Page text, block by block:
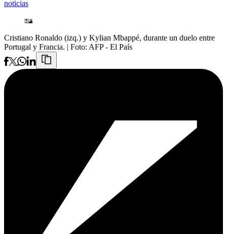
noticias
Cristiano Ronaldo (izq.) y Kylian Mbappé, durante un duelo entre
Portugal y Francia. | Foto: AFP - El País